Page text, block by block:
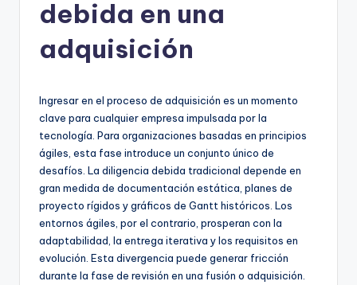
o
w
debida en una
adquisición
Ingresar en el proceso de adquisición es un momento
clave para cualquier empresa impulsada por la
tecnología. Para organizaciones basadas en principios
ágiles, esta fase introduce un conjunto único de
desafíos. La diligencia debida tradicional depende en
gran medida de documentación estática, planes de
proyecto rígidos y gráficos de Gantt históricos. Los
entornos ágiles, por el contrario, prosperan con la
adaptabilidad, la entrega iterativa y los requisitos en
evolución. Esta divergencia puede generar fricción
durante la fase de revisión en una fusión o adquisición.